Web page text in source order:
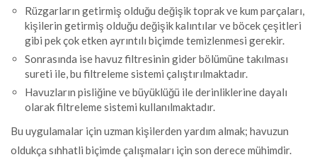
Rüzgarların getirmiş olduğu değişik toprak ve kum parçaları,
kişilerin getirmiş olduğu değişik kalıntılar ve böcek çeşitleri
gibi pek çok etken ayrıntılı biçimde temizlenmesi gerekir.
Sonrasında ise havuz filtresinin gider bölümüne takılması
sureti ile, bu filtreleme sistemi çalıştırılmaktadır.
Havuzların pisliğine ve büyüklüğü ile derinliklerine dayalı
olarak filtreleme sistemi kullanılmaktadır.
Bu uygulamalar için uzman kişilerden yardım almak; havuzun
oldukça sıhhatli biçimde çalışmaları için son derece mühimdir.